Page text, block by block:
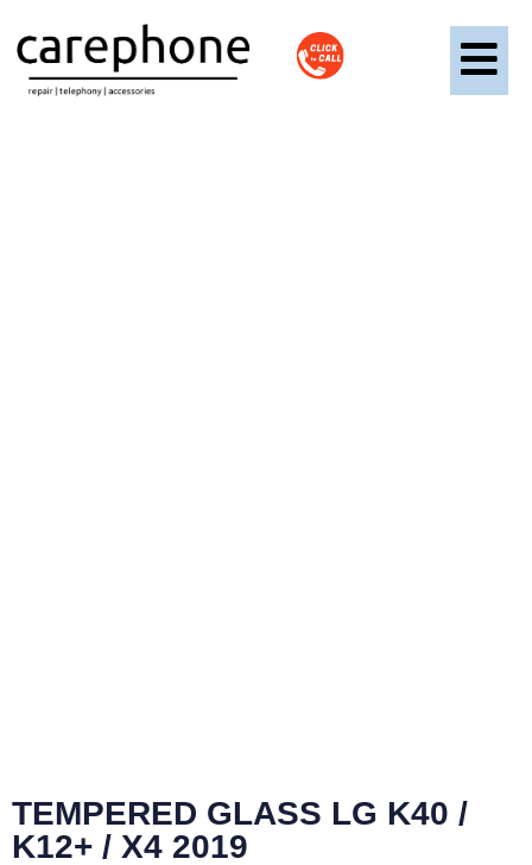
TEMPERED GLASS LG K40 /
K12+ / X4 2019